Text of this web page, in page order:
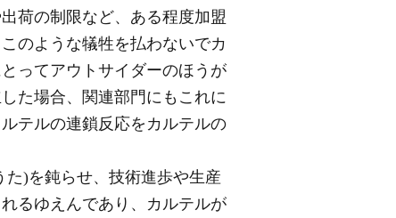
荷の制限など、ある程度加盟
のような犠牲を払わないでカ
ってアウトサイダーのほうが
た場合、関連部門にもこれに
テルの連鎖反応をカルテルの
)を鈍らせ、技術進歩や生産
るゆえんであり、カルテルが